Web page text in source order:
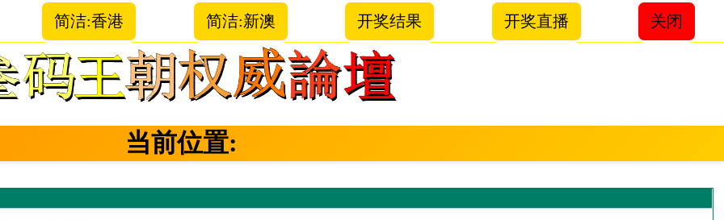
简洁:香港 简洁:新澳 开奖结果 开奖直播 关闭
当前位置: